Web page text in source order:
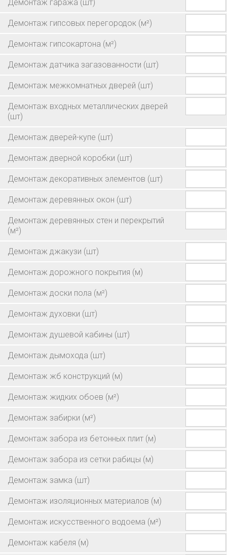
Демонтаж гаража (шт)
Демонтаж гипсовых перегородок (м²)
Демонтаж гипсокартона (м²)
Демонтаж датчика загазованности (шт)
Демонтаж межкомнатных дверей (шт)
Демонтаж входных металлических дверей
(шт)
Демонтаж дверей-купе (шт)
Демонтаж дверной коробки (шт)
Демонтаж декоративных элементов (шт)
Демонтаж деревянных окон (шт)
Демонтаж деревянных стен и перекрытий
(м²)
Демонтаж джакузи (шт)
Демонтаж дорожного покрытия (м)
Демонтаж доски пола (м²)
Демонтаж духовки (шт)
Демонтаж душевой кабины (шт)
Демонтаж дымохода (шт)
Демонтаж жб конструкций (м)
Демонтаж жидких обоев (м²)
Демонтаж забирки (м²)
Демонтаж забора из бетонных плит (м)
Демонтаж забора из сетки рабицы (м)
Демонтаж замка (шт)
Демонтаж изоляционных материалов (м)
Демонтаж искусственного водоема (м²)
Демонтаж кабеля (м)